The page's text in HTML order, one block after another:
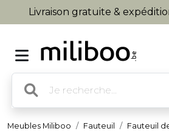
Livraison gratuite &
Meubles Miliboo Fauteuil
Fauteuil